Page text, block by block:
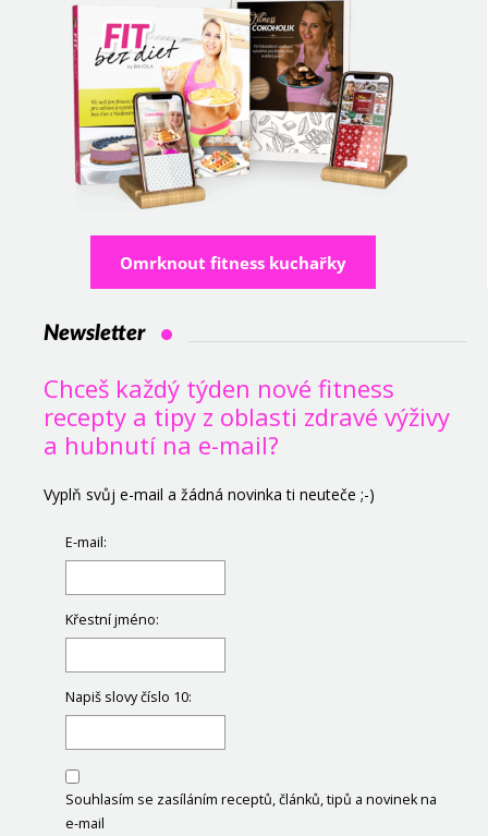
Omrknout fitness kuchařky
Newsletter
Chceš každý týden nové fitness
recepty a tipy z oblasti zdravé výživy
a hubnutí na e-mail?
Vyplň svůj e-mail a žádná novinka ti neuteče ;-)
E-mail:
Křestní jméno:
Napiš slovy číslo 10:
Souhlasím se zasíláním receptů, článků, tipů a novinek na
e-mail